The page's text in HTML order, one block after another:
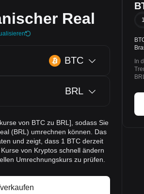
Real
BTC
BRL
von BTC zu BRL], sodass Sie
(BRL) umrechnen können. Das
und zeigt, dass 1 BTC derzeit
von Kryptos schnell ändern
Umrechnungskurs zu prüfen.
In